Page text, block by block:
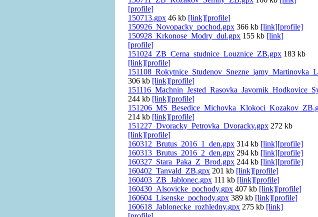
[profile]
150713.gpx 46 kb [link][profile]
150926_Novopacky_pochod.gpx 366 kb [link][profile]
150928_Krkonose_Modry_dul.gpx 155 kb [link]
[profile]
151024_ZB_Cerna_studnice_Louznice_ZB.gpx 183 kb
[link][profile]
306 kb [link][profile]
244 kb [link][profile]
214 kb [link][profile]
151227_Dvoracky_Petrovka_Dvoracky.gpx 272 kb
[link][profile]
160312_Brutus_2016_1_den.gpx 314 kb [link][profile]
160313_Brutus_2016_2_den.gpx 294 kb [link][profile]
160327_Stara_Paka_Z_Brod.gpx 244 kb [link][profile]
160402_Tanvald_ZB.gpx 201 kb [link][profile]
160403_ZB_Jablonec.gpx 111 kb [link][profile]
160430_Alsovicke_pochody.gpx 407 kb [link][profile]
160604_Lisenske_pochody.gpx 389 kb [link][profile]
160618_Jablonecke_rozhledny.gpx 275 kb [link]